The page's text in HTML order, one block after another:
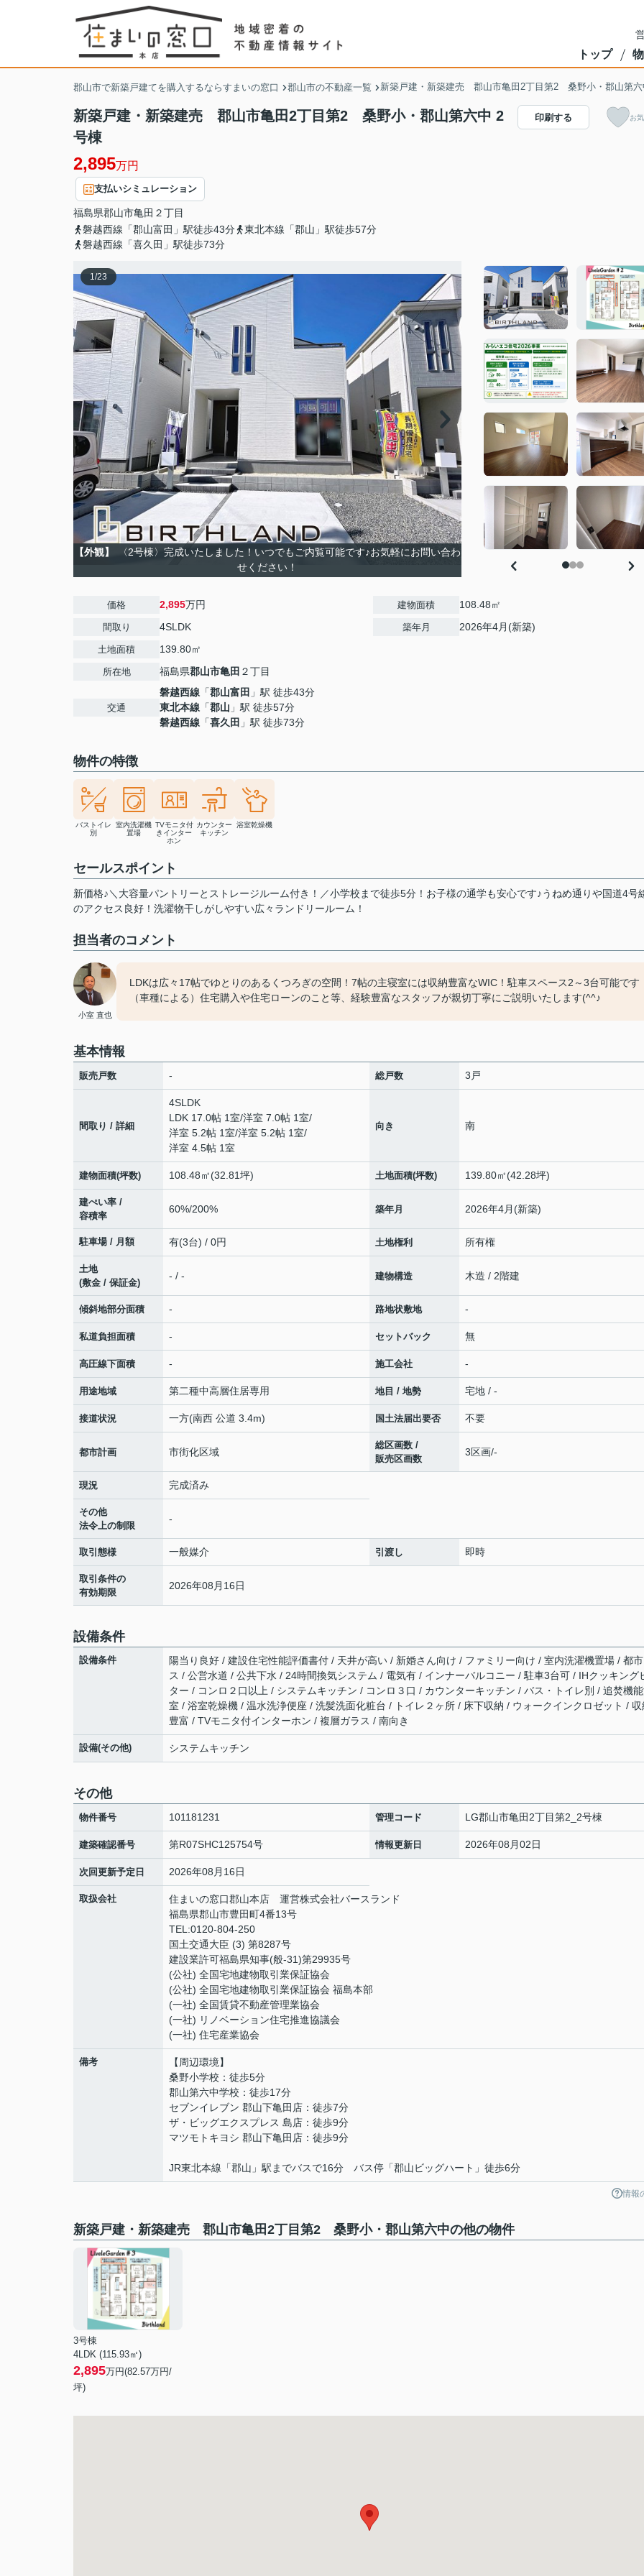
トップ
郡山市で新築戸建てを購入するならすまいの窓口 郡山市の不動産一覧 新築戸建・新築建売 郡山市亀田2丁目第2 桑野小・郡山第六
新築戸建・新築建売 郡山市亀田2丁目第2 桑野小・郡山第六中 2
号棟
2,895万円
支払いシミュレーション
福島県郡山市亀田 ２丁目
磐越西線「郡山富田」駅徒歩43分
東北本線「郡山」駅徒歩57分
磐越西線「喜久田」駅徒歩73分
印刷する お
1/23
【外観】
〈2号棟〉完成いたしました！いつでもご内覧可能です♪お気軽にお問い合わ
せください！
価格 2,895万円
間取り 4SLDK
土地面積 139.80㎡
所在地 福島県郡山市亀田 ２丁目
交通
磐越西線 「郡山富田 」駅 徒歩43分
東北本線 「郡山 」駅 徒歩57分
磐越西線 「喜久田 」駅 徒歩73分
建物面積 108.48㎡
築年月 2026年4月(新築)
物件の特徴
バストイレ
別
室内洗濯機
置場
TVモニタ付
きインター
ホン
カウンター
キッチン
浴室乾燥機
セールスポイント
新価格♪＼大容量パントリーとストレージルーム付き！／小学校まで徒歩5分！お子様の通学も安心です♪うねめ通りや国道4号
のアクセス良好！洗濯物干しがしやすい広々ランドリールーム！
担当者のコメント
小室 直也
LDKは広々17帖でゆとりのあるくつろぎの空間！7帖の主寝室には収納豊富なWIC！駐車スペース2～3台可能です
（車種による）住宅購入や住宅ローンのこと等、経験豊富なスタッフが親切丁寧にご説明いたします(^^♪
基本情報
販売戸数 - 総戸数 3戸
間取り / 詳細
4SLDK
LDK 17.0帖 1室/洋室 7.0帖 1室/
洋室 5.2帖 1室/洋室 5.2帖 1室/
洋室 4.5帖 1室
向き 南
建物面積(坪数) 108.48㎡(32.81坪) 土地面積(坪数) 139.80㎡(42.28坪)
建ぺい率 /
容積率
60%/200% 築年月 2026年4月(新築)
駐車場 / 月額 有(3台) / 0円 土地権利 所有権
土地
(敷金 / 保証金)
- / - 建物構造 木造 / 2階建
傾斜地部分面積 - 路地状敷地 -
私道負担面積 - セットバック 無
高圧線下面積 - 施工会社 -
用途地域 第二種中高層住居専用 地目 / 地勢 宅地 / -
接道状況 一方(南西 公道 3.4m) 国土法届出要否 不要
都市計画 市街化区域
総区画数 /
販売区画数
3区画/-
現況 完成済み
その他
法令上の制限
-
取引態様 一般媒介 引渡し 即時
取引条件の
有効期限
2026年08月16日
設備条件
設備条件
陽当り良好 / 建設住宅性能評価書付 / 天井が高い / 新婚さん向け / ファミリー向け / 室内洗濯機置場 / 都
ス / 公営水道 / 公共下水 / 24時間換気システム / 電気有 / インナーバルコニー / 駐車3台可 / IHクッキング
ター / コンロ２口以上 / システムキッチン / コンロ３口 / カウンターキッチン / バス・トイレ別 / 追焚機
室 / 浴室乾燥機 / 温水洗浄便座 / 洗髪洗面化粧台 / トイレ２ヶ所 / 床下収納 / ウォークインクロゼット / 収
豊富 / TVモニタ付インターホン / 複層ガラス / 南向き
設備(その他) システムキッチン
その他
物件番号 101181231 管理コード LG郡山市亀田2丁目第2_2号棟
建築確認番号 第R07SHC125754号 情報更新日 2026年08月02日
次回更新予定日 2026年08月16日
取扱会社
住まいの窓口郡山本店 運営株式会社バースランド
福島県郡山市豊田町4番13号
TEL:0120-804-250
国土交通大臣 (3) 第8287号
建設業許可福島県知事(般-31)第29935号
(公社) 全国宅地建物取引業保証協会
(公社) 全国宅地建物取引業保証協会 福島本部
(一社) 全国賃貸不動産管理業協会
(一社) リノベーション住宅推進協議会
(一社) 住宅産業協会
備考
【周辺環境】
桑野小学校：徒歩5分
郡山第六中学校：徒歩17分
セブンイレブン 郡山下亀田店：徒歩7分
ザ・ビッグエクスプレス 島店：徒歩9分
マツモトキヨシ 郡山下亀田店：徒歩9分
JR東北本線「郡山」駅までバスで16分 バス停「郡山ビッグハート」徒歩6分
情報
新築戸建・新築建売 郡山市亀田2丁目第2 桑野小・郡山第六中の他の物件
3号棟
4LDK (115.93㎡)
2,895万円(82.57万円/
坪)